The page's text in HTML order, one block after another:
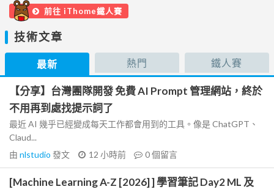
前往 iThome鐵人賽
技術文章
最新 熱門 鐵人賽
【分享】台灣團隊開發 免費 AI Prompt 管理網站，終於
不用再到處找提示詞了
最近 AI 幾乎已經變成每天工作都會用到的工具。像是 ChatGPT、
Claud...
由 nlstudio 發文 12 小時前 0個留言
[Machine Learning A-Z [2026] ] 學習筆記 Day2 ML 及